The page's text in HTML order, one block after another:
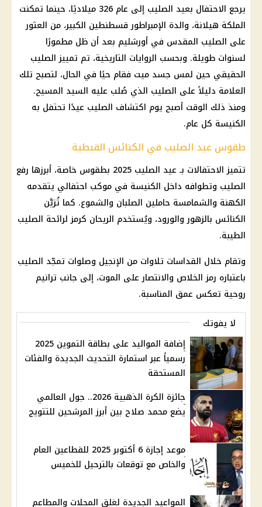
يرجع الاحتفال بعيد الصليب إلى عام 326 ميلاديًا، حينما تمكنت
الملكة هيلانة، والدة الإمبراطور قسطنطين الكبير، من العثور
على الصليب المقدس في أورشليم بعد أن ظل مطمورًا
لسنوات طويلة. وبحسب الروايات التاريخية، تم تمييز الصليب
الحقيقي حين لمس جسد ميت فقام حيًا في الحال، لتصبح تلك
العلامة دليلاً على الصليب الذي صُلب عليه السيد المسيح.
ومنذ ذلك الوقت أصبح يوم اكتشاف الصليب عيدًا تحتفل به
الكنيسة كل عام.
طقوس عيد الصليب في الكنائس القبطية
تتميز الاحتفالات بـ عيد الصليب
الصليب وتطوافه داخل الكنيسة في موكب احتفالي يتقدمه
الكهنة والشمامسة حاملين الصلبان والشموع. كما تُزيَّن
الكنائس بالزهور والورود، ويُستخدم الريحان كرمز لرائحة الصليب
الطيبة.
وتقام خلال القداسات تلاوات من الإنجيل وصلوات تمجّد الصليب
باعتباره رمز الخلاص والانتصار على الموت، إلى جانب ترانيم
روحية تعكس عمق المناسبة.
لا يفوتك
إضافة المواليد على بطاقة التموين 2025
رسمياً عبر استمارة التحديث الجديدة والفئات
المستحقة
جائزة الكرة الذهبية 2026.. جول العالمي
يضع محمد صلاح بين أبرز المرشحين للتتويج
موعد إجازة 6 أكتوبر 2025 للقطاعين العام
والخاص مع توقعات بالترحيل للخميس
المواعيد الجديدة لغلق المحلات والمطاعم